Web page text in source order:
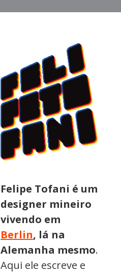
Felipe Tofani é um
designer mineiro
vivendo em
Berlin, lá na
Alemanha mesmo.
Aqui ele escreve e